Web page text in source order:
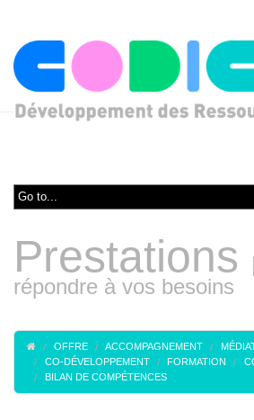
Prestations |
répondre à vos besoins
OFFRE ACCOMPAGNEMENT
CO-DÉVELOPPEMENT
FORMATION
BILAN DE COMPÉTENCES